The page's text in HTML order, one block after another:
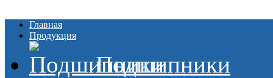
Главная
Продукция
Подшипники